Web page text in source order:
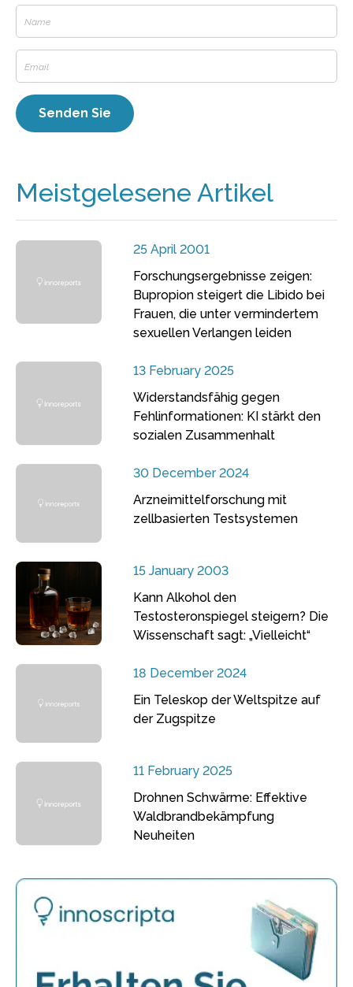
Meistgelesene Artikel
25 April 2001
Forschungsergebnisse zeigen:
Bupropion steigert die Libido bei
Frauen, die unter vermindertem
sexuellen Verlangen leiden
13 February 2025
Widerstandsfähig gegen
Fehlinformationen: KI stärkt den
sozialen Zusammenhalt
30 December 2024
Arzneimittelforschung mit
zellbasierten Testsystemen
15 January 2003
Kann Alkohol den
Testosteronspiegel steigern? Die
Wissenschaft sagt: „Vielleicht“
18 December 2024
Ein Teleskop der Weltspitze auf
der Zugspitze
11 February 2025
Drohnen Schwärme: Effektive
Waldbrandbekämpfung
Neuheiten